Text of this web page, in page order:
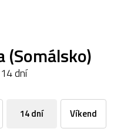
(Somálsko)
dní
14 dní Víkend